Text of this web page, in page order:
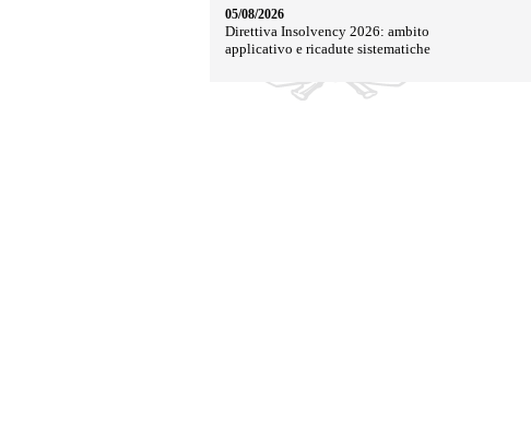
05/08/2026
Direttiva Insolvency 2026: ambito
applicativo e ricadute sistematiche